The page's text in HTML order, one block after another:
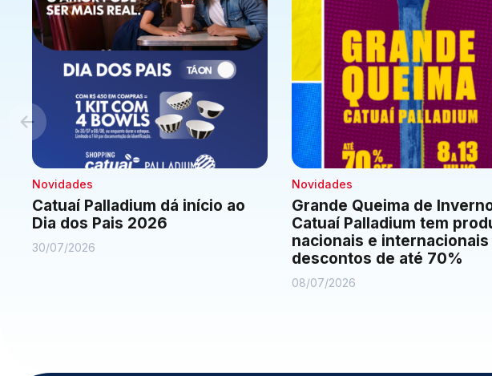
Novidades
Catuaí Palladium dá início ao
Dia dos Pais 2026
30/07/2026
Novidades
Grande Queima de
Catuaí Palladium tem
nacionais e internacionais
descontos de até 70%
08/07/2026